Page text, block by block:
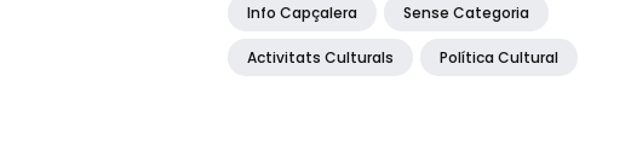
Info Capçalera Sense Categoria
Activitats Culturals Política Cultural